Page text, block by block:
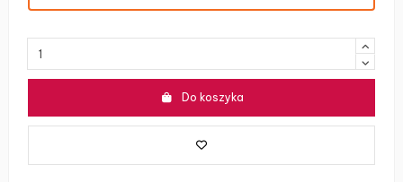
Do koszyka